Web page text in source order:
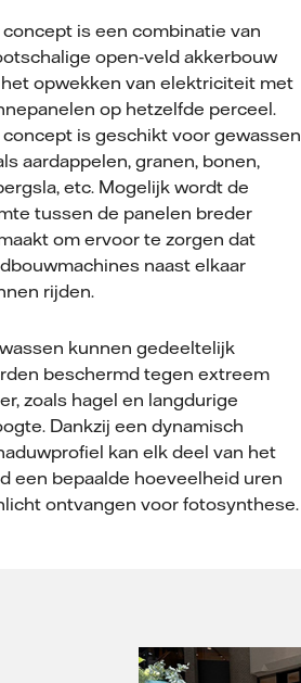
concept is een combinatie van
open‑veld akkerbouw
opwekken van elektriciteit met
op hetzelfde perceel.
concept is geschikt voor gewassen
aardappelen, granen, bonen,
etc. Mogelijk wordt de
tussen de panelen breder
om ervoor te zorgen dat
naast elkaar
rijden.
kunnen gedeeltelijk
beschermd tegen extreem
zoals hagel en langdurige
Dankzij een dynamisch
kan elk deel van het
een bepaalde hoeveelheid uren
ontvangen voor fotosynthese.